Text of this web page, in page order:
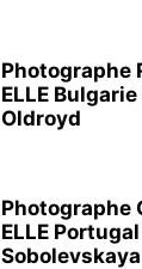
Photographe
ELLE
Oldroyd
Photographe
ELLE
Sobolevskaya